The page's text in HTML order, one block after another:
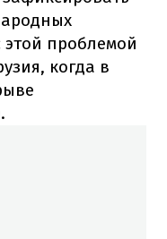
проблемой
когда в